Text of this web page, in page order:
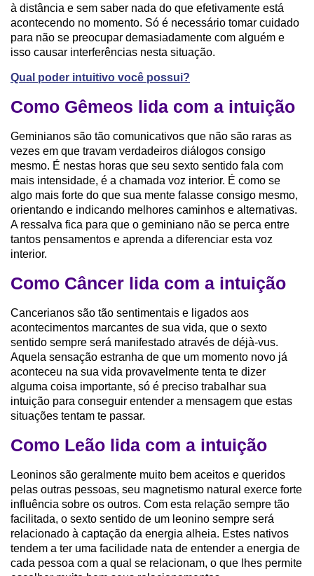
à distância e sem saber nada do que efetivamente está
acontecendo no momento. Só é necessário tomar cuidado
para não se preocupar demasiadamente com alguém e
isso causar interferências nesta situação.
Qual poder intuitivo você possui?
Como Gêmeos lida com a intuição
Geminianos são tão comunicativos que não são raras as
vezes em que travam verdadeiros diálogos consigo
mesmo. É nestas horas que seu sexto sentido fala com
mais intensidade, é a chamada voz interior. É como se
algo mais forte do que sua mente falasse consigo mesmo,
orientando e indicando melhores caminhos e alternativas.
A ressalva fica para que o geminiano não se perca entre
tantos pensamentos e aprenda a diferenciar esta voz
interior.
Como Câncer lida com a intuição
Cancerianos são tão sentimentais e ligados aos
acontecimentos marcantes de sua vida, que o sexto
sentido sempre será manifestado através de déjà-vus.
Aquela sensação estranha de que um momento novo já
aconteceu na sua vida provavelmente tenta te dizer
alguma coisa importante, só é preciso trabalhar sua
intuição para conseguir entender a mensagem que estas
situações tentam te passar.
Como Leão lida com a intuição
Leoninos são geralmente muito bem aceitos e queridos
pelas outras pessoas, seu magnetismo natural exerce forte
influência sobre os outros. Com esta relação sempre tão
facilitada, o sexto sentido de um leonino sempre será
relacionado à captação da energia alheia. Estes nativos
tendem a ter uma facilidade nata de entender a energia de
cada pessoa com a qual se relacionam, o que lhes permite